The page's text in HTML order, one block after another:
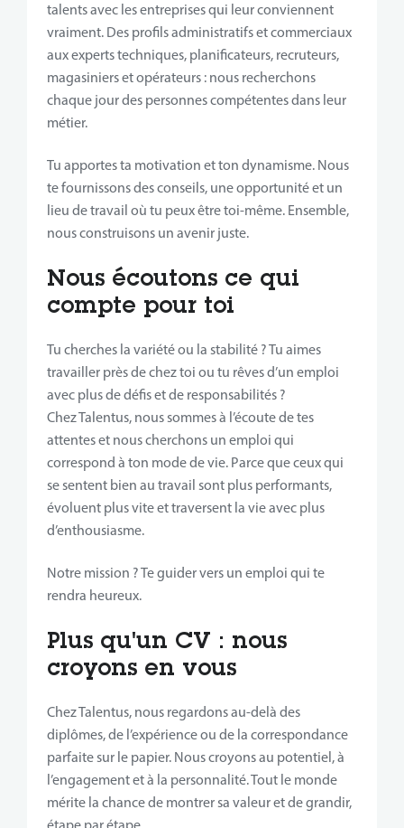
talents avec les entreprises qui leur conviennent
vraiment. Des profils administratifs et commerciaux
aux experts techniques, planificateurs, recruteurs,
magasiniers et opérateurs : nous recherchons
chaque jour des personnes compétentes dans leur
métier.
Tu apportes ta motivation et ton dynamisme. Nous
te fournissons des conseils, une opportunité et un
lieu de travail où tu peux être toi-même. Ensemble,
nous construisons un avenir juste.
Nous écoutons ce qui
compte pour toi
Tu cherches la variété ou la stabilité ? Tu aimes
travailler près de chez toi ou tu rêves d’un emploi
avec plus de défis et de responsabilités ?
Chez Talentus, nous sommes à l’écoute de tes
attentes et nous cherchons un emploi qui
correspond à ton mode de vie. Parce que ceux qui
se sentent bien au travail sont plus performants,
évoluent plus vite et traversent la vie avec plus
d’enthousiasme.
Notre mission ? Te guider vers un emploi qui te
rendra heureux.
Plus qu'un CV : nous
croyons en vous
Chez Talentus, nous regardons au-delà des
diplômes, de l’expérience ou de la correspondance
parfaite sur le papier. Nous croyons au potentiel, à
l’engagement et à la personnalité. Tout le monde
mérite la chance de montrer sa valeur et de grandir,